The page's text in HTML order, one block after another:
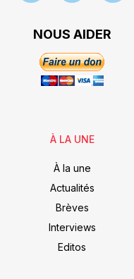
NOUS AIDER
À LA UNE
À la une
Actualités
Brèves
Interviews
Editos